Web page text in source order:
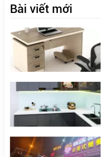
Bài viết mới